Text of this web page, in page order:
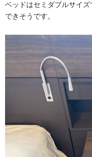
ベッドはセミダブルサイ
できそうです。